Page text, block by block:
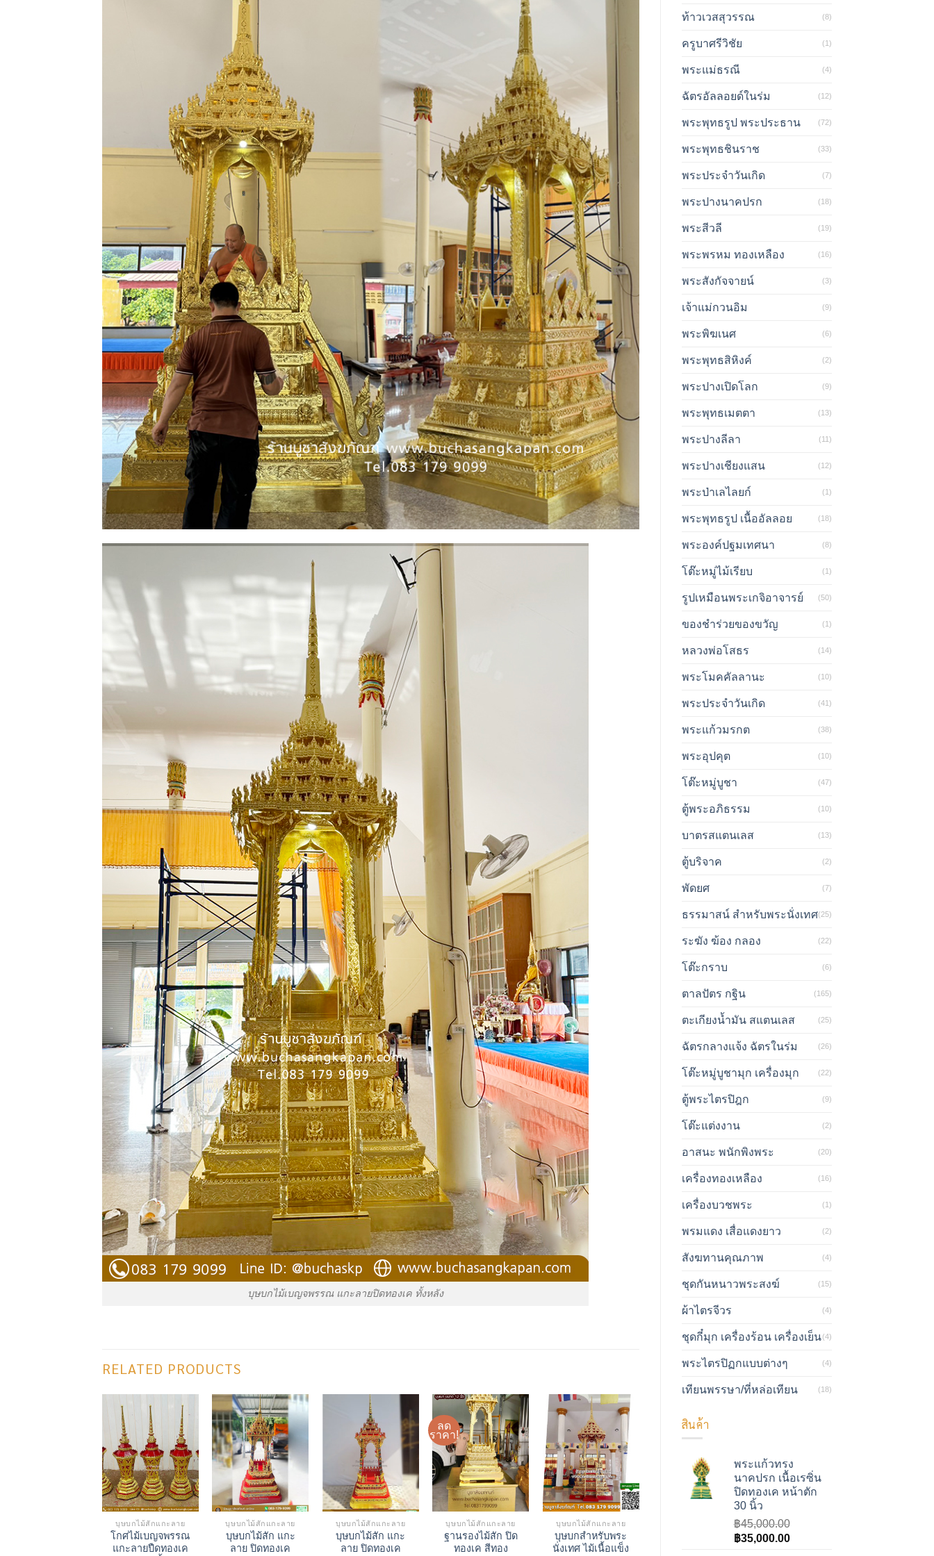
บุษบกไม้เบญจพรรณ แกะลายปิดทองเค ทั้งหลัง
RELATED PRODUCTS
บุษบกไม้สักแกะลาย
โกศไม้เบญจพรรณ
แกะลายปืดทองเค
บุษบกไม้สักแกะลาย
บุษบกไม้สัก แกะ
ลาย ปิดทองเค
บุษบกไม้สักแกะลาย
บุษบกไม้สัก แกะ
ลาย ปิดทองเค
ลด
ราคา!
บุษบกไม้สักแกะลาย
ฐานรองไม้สัก ปิด
ทองเค สีทอง
บุษบกไม้สักแกะลาย
บุษบกสำหรับพระ
นั่งเทศ ไม้เนื้อแข็ง
ท้าวเวสสุวรรณ (8)
ครูบาศรีวิชัย (1)
พระแม่ธรณี (4)
ฉัตรอัลลอยด์ในร่ม (12)
พระพุทธรูป พระประธาน (72)
พระพุทธชินราช (33)
พระประจำวันเกิด (7)
พระปางนาคปรก (18)
พระสีวลี (19)
พระพรหม ทองเหลือง (16)
พระสังกัจจายน์ (3)
เจ้าแม่กวนอิม (9)
พระพิฆเนศ (6)
พระพุทธสิหิงค์ (2)
พระปางเปิดโลก (9)
พระพุทธเมตตา (13)
พระปางลีลา (11)
พระปางเชียงแสน (12)
พระป่าเลไลยก์ (1)
พระพุทธรูป เนื้ออัลลอย (18)
พระองค์ปฐมเทศนา (8)
โต๊ะหมู่ไม้เรียบ (1)
รูปเหมือนพระเกจิอาจารย์ (50)
ของชำร่วยของขวัญ (1)
หลวงพ่อโสธร (14)
พระโมคคัลลานะ (10)
พระประจำวันเกิด (41)
พระแก้วมรกต (38)
พระอุปคุต (10)
โต๊ะหมู่บูชา (47)
ตู้พระอภิธรรม (10)
บาตรสแตนเลส (13)
ตู้บริจาค (2)
พัดยศ (7)
ธรรมาสน์ สำหรับพระนั่งเทศ(25)
ระฆัง ฆ้อง กลอง (22)
โต๊ะกราบ (6)
ตาลปัตร กฐิน (165)
ตะเกียงน้ำมัน สแตนเลส (25)
ฉัตรกลางแจ้ง ฉัตรในร่ม (26)
โต๊ะหมู่บูชามุก เครื่องมุก (22)
ตู้พระไตรปิฎก (9)
โต๊ะแต่งงาน (2)
อาสนะ พนักพิงพระ (20)
เครื่องทองเหลือง (16)
เครื่องบวชพระ (1)
พรมแดง เสื่อแดงยาว (2)
สังฆทานคุณภาพ (4)
ชุดกันหนาวพระสงฆ์ (15)
ผ้าไตรจีวร (4)
ชุดกี๋มุก เครื่องร้อน เครื่องเย็น (4)
พระไตรปิฏกแบบต่างๆ (4)
เทียนพรรษา/ที่หล่อเทียน (18)
สินค้า
พระแก้วทรง
นาคปรก เนื้อเรซิ่น
ปิดทองเค หน้าตัก
30 นิ้ว
฿45,000.00
Original
฿35,000.00Current